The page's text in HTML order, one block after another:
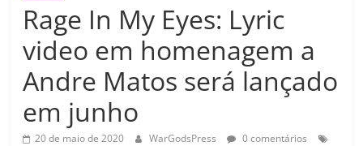
Rage In My Eyes: Lyric
video em homenagem a
Andre Matos será lançado
em junho
20 de maio de 2020 WarGodsPress
0 comentários